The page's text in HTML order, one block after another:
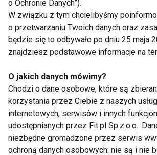
poziom azotanów w żywności, ale to
Wykorzystując je można też
wody pitnej .
zastosowano też inne funkcje - dla
wrażliwych urządzenie ma
który uwzględnia obniżoną normę
substancji szkodliwych dla zdrowia.
Jak skorzystać z
o Ochronie Danych”).
W związku z tym chcielibyśmy
o przetwarzaniu Twoich danych oraz
będzie się to odbywało po dniu 25 maja
znajdziesz podstawowe informacje na
O jakich danych mówimy?
Chodzi o dane osobowe, które są
korzystania przez Ciebie z naszych
internetowych, serwisów i innych
udostępnianych przez Fit.pl Sp.z.o.o..
niezbędne gromadzone przez serwis
ochroną danych osobowych: nie są i nie